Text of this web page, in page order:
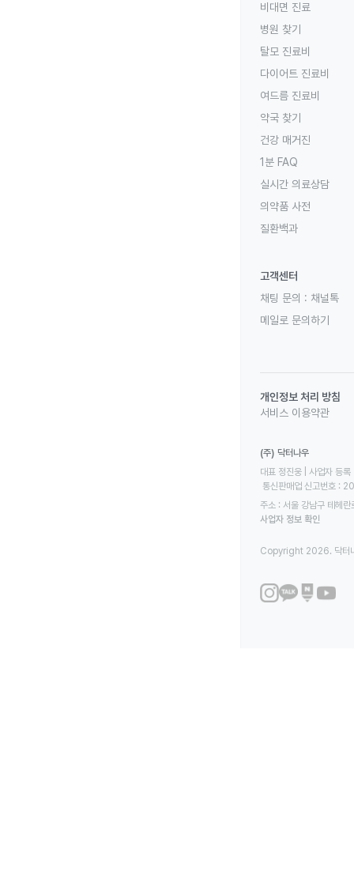
비대면 진료
병원 찾기
탈모 진료비
다이어트 진료비
여드름 진료비
약국 찾기
건강 매거진
1분 FAQ
실시간 의료상담
의약품 사전
질환백과
고객센터
채팅 문의 : 채널톡
메일로 문의하기
개인정보 처리 방침
서비스 이용약관
(주) 닥터나우
대표 정진웅 | 사업자
통신판매업 신고번호
주소 : 서울 강남구 테헤
사업자 정보 확인
Copyright 2026. 닥터